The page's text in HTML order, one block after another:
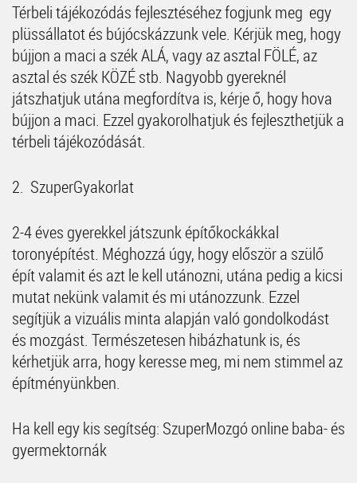
Térbeli tájékozódás fejlesztéséhez fogjunk meg egy
plüssállatot és bújócskázzunk vele. Kérjük meg, hogy
bújjon a maci a szék ALÁ, vagy az asztal FÖLÉ, az
asztal és szék KÖZÉ stb. Nagyobb gyereknél
játszhatjuk utána megfordítva is, kérje ő, hogy hova
bújjon a maci. Ezzel gyakorolhatjuk és fejleszthetjük a
térbeli tájékozódását.
2. SzuperGyakorlat
2-4 éves gyerekkel játszunk építőkockákkal
toronyépítést. Méghozzá úgy, hogy először a szülő
épít valamit és azt le kell utánozni, utána pedig a kicsi
mutat nekünk valamit és mi utánozzunk. Ezzel
segítjük a vizuális minta alapján való gondolkodást
és mozgást. Természetesen hibázhatunk is, és
kérhetjük arra, hogy keresse meg, mi nem stimmel az
építményünkben.
Ha kell egy kis segítség: SzuperMozgó online baba- és
gyermektornák